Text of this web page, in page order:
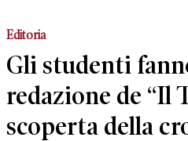
Editoria
Gli studenti
redazione de “Il
scoperta della